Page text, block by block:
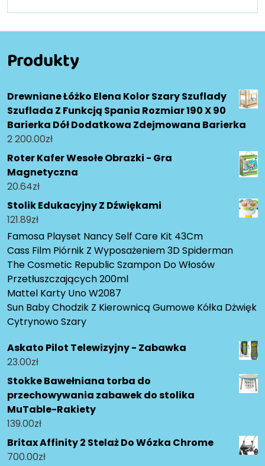
Produkty
Drewniane Łóżko Elena Kolor Szary Szuflady
Szuflada Z Funkcją Spania Rozmiar 190 X 90
Barierka Dół Dodatkowa Zdejmowana Barierka
2 200.00zł
Roter Kafer Wesołe Obrazki - Gra
Magnetyczna
20.64zł
Stolik Edukacyjny Z Dźwiękami
121.89zł
Famosa Playset Nancy Self Care Kit 43Cm
Cass Film Piórnik Z Wyposażeniem 3D Spiderman
The Cosmetic Republic Szampon Do Włosów
Przetłuszczających 200ml
Mattel Karty Uno W2087
Sun Baby Chodzik Z Kierownicą Gumowe Kółka Dżwięk
Cytrynowo Szary
Askato Pilot Telewizyjny - Zabawka
23.00zł
Stokke Bawełniana torba do
przechowywania zabawek do stolika
MuTable-Rakiety
139.00zł
Britax Affinity 2 Stelaż Do Wózka Chrome
700.00zł